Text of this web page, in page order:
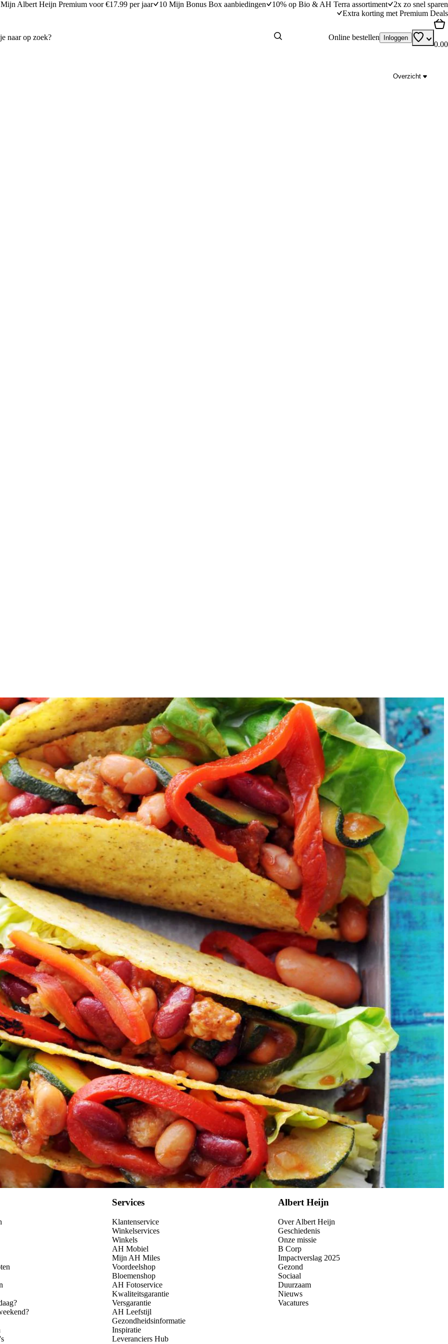
Mijn Albert Heijn Premium voor €17.99 per jaar 10 Mijn Bonus Box aanbiedingen 10% op Bio & AH Terra assortiment
2x zo snel sparen
Extra korting met Premium Deals
Online bestellen Inloggen
0.00
Overzicht
4
Kies producten
de courgette in de lengte en snijd in dunne plakjes. Laat de paprika uitlekken en snijd in dunne reepjes.
in 2 min. bruin. Duw het vlees tijdens het bakken met een houten lepel in kleine stukjes. Voeg de courgette toe en bak 2 min. mee. Laat
5 min. koken. Schep regelmatig om.
in een schaal. Vul ze met de botersla en het worstmengsel en garneer met de reepjes paprika.
Wat vond je van dit recept?
Services
Klantenservice
Winkelservices
Winkels
AH Mobiel
Mijn AH Miles
Voordeelshop
Bloemenshop
AH Fotoservice
Kwaliteitsgarantie
Versgarantie
AH Leefstijl
Gezondheidsinformatie
Inspiratie
Leveranciers Hub
Albert Heijn
Over Albert Heijn
Geschiedenis
Onze missie
B Corp
Impactverslag 2025
Gezond
Sociaal
Duurzaam
Nieuws
Vacatures